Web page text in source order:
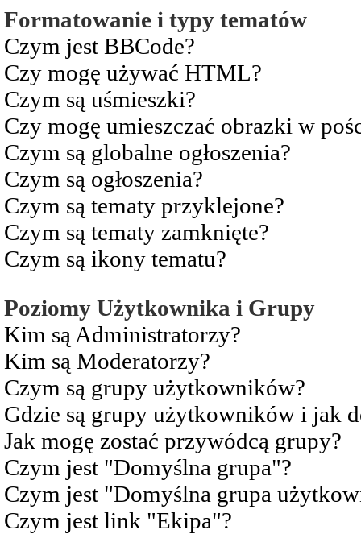
Formatowanie i typy tematów
Czym jest BBCode?
Czy mogę używać HTML?
Czym są uśmieszki?
Czy mogę umieszczać obrazki w
Czym są globalne ogłoszenia?
Czym są ogłoszenia?
Czym są tematy przyklejone?
Czym są tematy zamknięte?
Czym są ikony tematu?
Poziomy Użytkownika i Grupy
Kim są Administratorzy?
Kim są Moderatorzy?
Czym są grupy użytkowników?
Gdzie są grupy użytkowników i jak
Jak mogę zostać przywódcą grupy?
Czym jest "Domyślna grupa"?
Czym jest "Domyślna grupa
Czym jest link "Ekipa"?